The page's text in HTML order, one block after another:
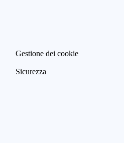
Gestione dei cookie
Sicurezza